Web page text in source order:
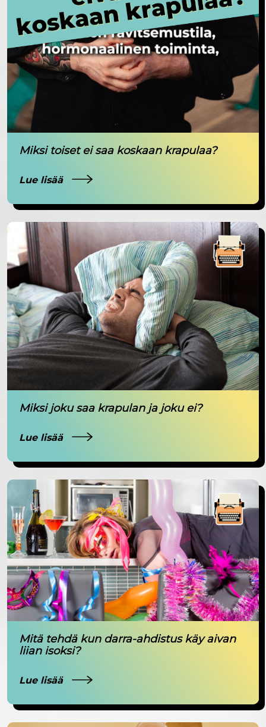
Miksi toiset ei saa koskaan krapulaa?
Lue lisää
Miksi joku saa krapulan ja joku ei?
Lue lisää
Mitä tehdä kun darra-ahdistus käy aivan
liian isoksi?
Lue lisää